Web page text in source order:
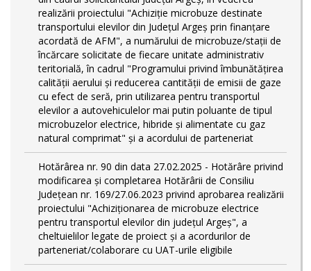
realizării proiectului "Achiziție microbuze destinate
transportului elevilor din Județul Argeș prin finanțare
acordată de AFM", a numărului de microbuze/stații de
încărcare solicitate de fiecare unitate administrativ
teritorială, în cadrul "Programului privind îmbunătățirea
calității aerului și reducerea cantității de emisii de gaze
cu efect de seră, prin utilizarea pentru transportul
elevilor a autovehiculelor mai putin poluante de tipul
microbuzelor electrice, hibride și alimentate cu gaz
natural comprimat" și a acordului de parteneriat
Hotărârea nr. 90 din data 27.02.2025 - Hotărâre privind
modificarea și completarea Hotărârii de Consiliu
Județean nr. 169/27.06.2023 privind aprobarea realizării
proiectului "Achiziționarea de microbuze electrice
pentru transportul elevilor din județul Argeș", a
cheltuielilor legate de proiect și a acordurilor de
parteneriat/colaborare cu UAT-urile eligibile